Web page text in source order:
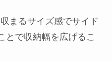
まるサイズ感でサイド
とで収納幅を広げるこ